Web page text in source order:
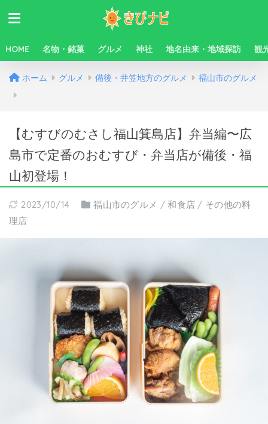
HOME 名物・銘菓 グルメ 神社 地名由来・地域探訪 観
ホーム グルメ 備後・井笠地方のグルメ 福山市のグルメ
【むすびのむさし福山箕島店】弁当編〜広
島市で定番のおむすび・弁当店が備後・福
山初登場！
2023/10/14 福山市のグルメ /和食店 / その他の料
理店